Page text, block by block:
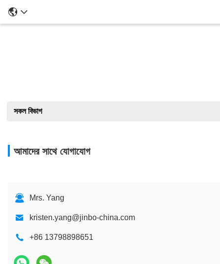
সকল বিভাগ
আমাদের সাথে যোগাযোগ
Mrs. Yang
kristen.yang@jinbo-china.com
+86 13798898651